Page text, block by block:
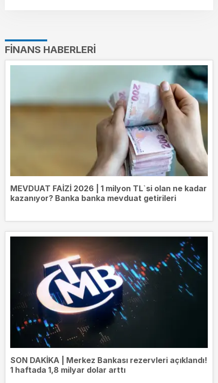
FINANS HABERLERI
MEVDUAT FAİZİ 2026 | 1 milyon TL`si olan ne kadar
kazanıyor? Banka banka mevduat getirileri
SON DAKİKA | Merkez Bankası rezervleri açıklandı!
1 haftada 1,8 milyar dolar arttı